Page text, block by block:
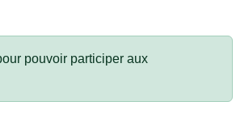
pouvoir participer aux